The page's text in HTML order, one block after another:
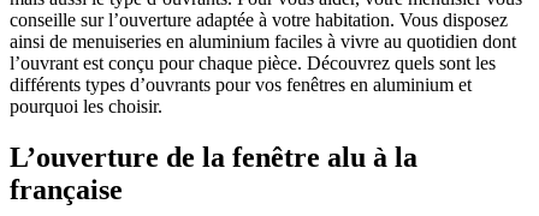
conseille sur l’ouverture adaptée à votre habitation. Vous disposez
ainsi de menuiseries en aluminium faciles à vivre au quotidien dont
l’ouvrant est conçu pour chaque pièce. Découvrez quels sont les
différents types d’ouvrants pour vos fenêtres en aluminium et
pourquoi les choisir.
L’ouverture de la fenêtre alu à la
française